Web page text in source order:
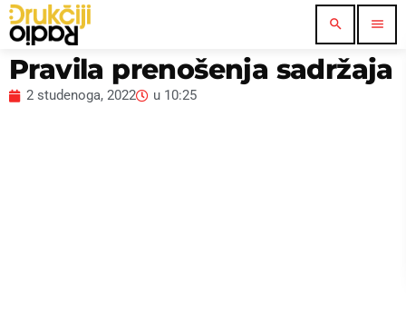
search menu
Pravila prenošenja sadržaja
2 studenoga, 2022 u 10:25